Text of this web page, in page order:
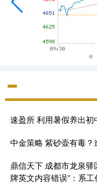
速盈所 利用暑假养出初
中金策略 紫砂壶有毒
鼎信天下 成都市龙泉
牌英文内容错误”：系